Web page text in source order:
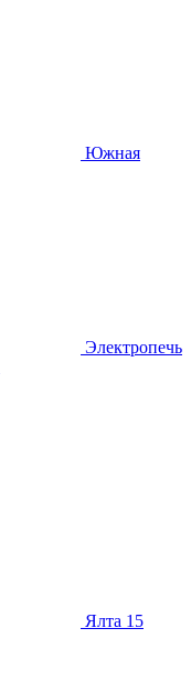
Южная
Электропечь
Ялта 15